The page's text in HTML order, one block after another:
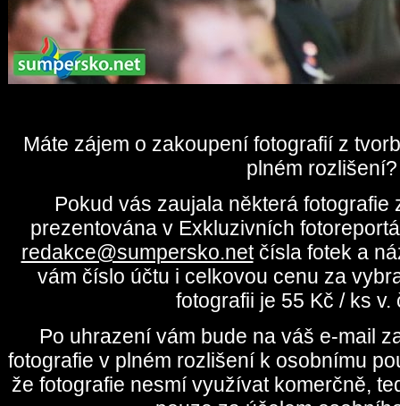
Máte zájem o zakoupení fotografií z
plném rozlišení?
Pokud vás zaujala některá fotografie
prezentována v Exkluzivních
redakce@sumpersko.netčísla fotek a
vám číslo účtu i celkovou cenu za
fotografii je 55 Kč / ks v.
Po uhrazení vám bude na váš e-mail
fotografie v plném rozlišení k osobnímu
že fotografie nesmí využívat komerčně,